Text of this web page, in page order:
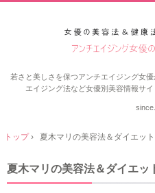
若さと美しさを保つアンチエイジング女
エイジング法など女優別美容情報
トップ› 夏木マリの美容法＆ダイエッ
夏木マリの美容法＆ダイエッ